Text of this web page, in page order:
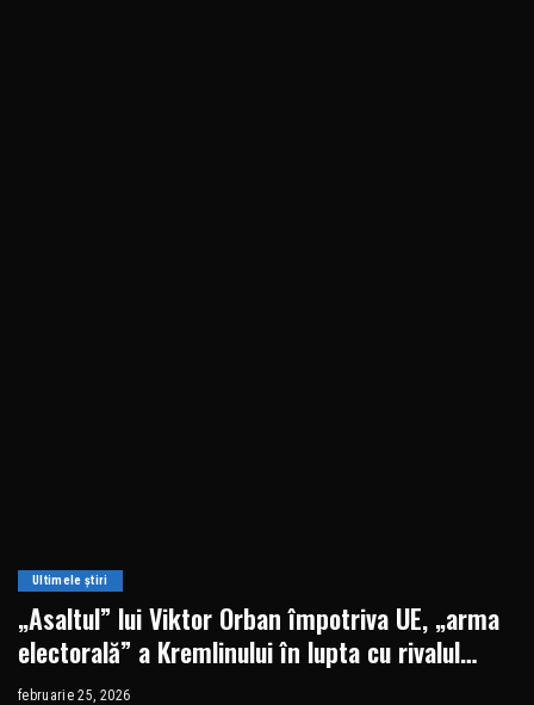
Ultimele știri
„Asaltul” lui Viktor Orban împotriva UE, „arma
electorală” a Kremlinului în lupta cu rivalul
Peter Magyar • Newsweek România
februarie 25, 2026